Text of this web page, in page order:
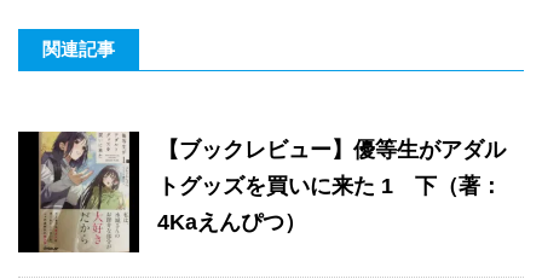
関連記事
【ブックレビュー】優等生がアダル
トグッズを買いに来た 1 下（著：
4Kaえんぴつ）